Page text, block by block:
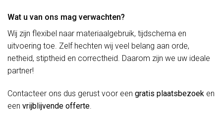
Wat u van ons mag verwachten?
Wij zijn flexibel naar materiaalgebruik, tijdschema en
uitvoering toe. Zelf hechten wij veel belang aan orde,
netheid, stiptheid en correctheid. Daarom zijn we uw ideale
partner!
Contacteer ons dus gerust voor een gratis plaatsbezoek en
een vrijblijvende offerte.